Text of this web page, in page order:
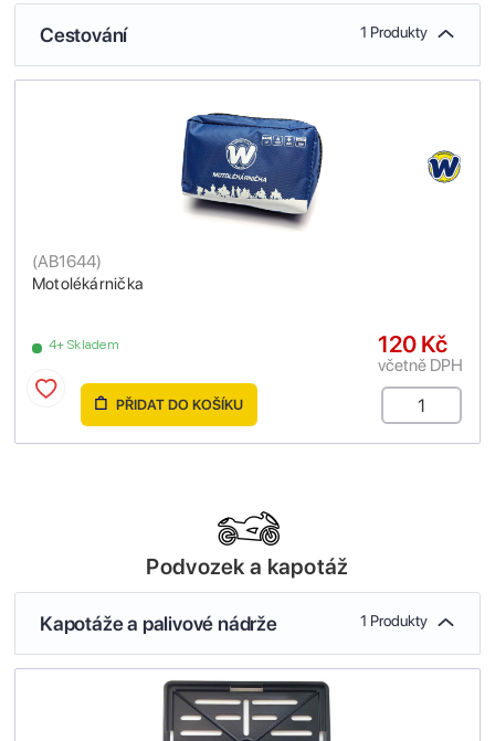
Cestování 1 Produkty
Motolékárnička
(AB1644)
4+ Skladem 120 Kč
včetně DPH
PŘIDAT DO KOŠÍKU
Podvozek a kapotáž
Kapotáže a palivové nádrže 1 Produkty